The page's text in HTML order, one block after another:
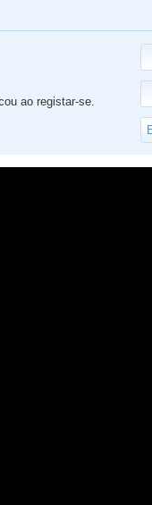
ao registar-se.